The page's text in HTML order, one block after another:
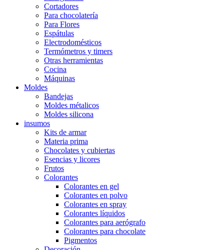
Cortadores
Para chocolatería
Para Flores
Espátulas
Electrodomésticos
Termómetros y timers
Otras herramientas
Cocina
Máquinas
Moldes
Bandejas
Moldes métalicos
Moldes silicona
insumos
Kits de armar
Materia prima
Chocolates y cubiertas
Esencias y licores
Frutos
Colorantes
Colorantes en gel
Colorantes en polvo
Colorantes en spray
Colorantes líquidos
Colorantes para aerógrafo
Colorantes para chocolate
Pigmentos